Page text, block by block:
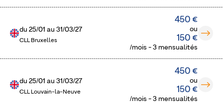
du25/01 au31/03/27
CLL Bruxelles
450 €
ou
150 €
/mois - 3 mensualités
du25/01 au31/03/27
CLL Louvain-la-Neuve
450 €
ou
150 €
/mois - 3 mensualités